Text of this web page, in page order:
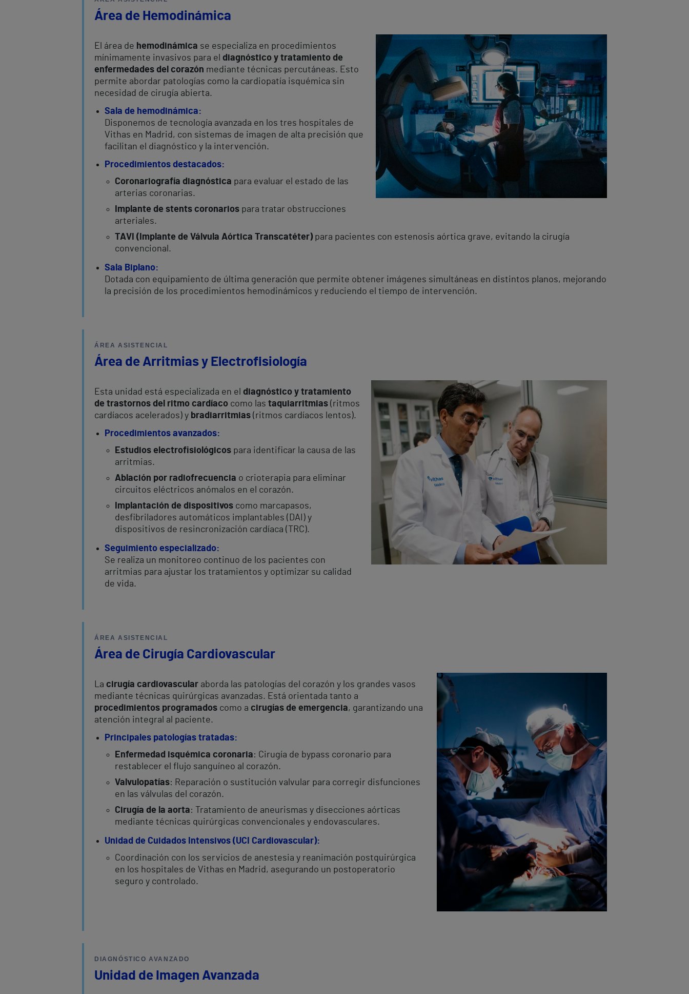
Área de Hemodinámica
El área de hemodinámica se especializa en procedimientos
mínimamente invasivos para el diagnóstico y tratamiento de
enfermedades del corazón mediante técnicas percutáneas. Esto
permite abordar patologías como la cardiopatía isquémica sin
necesidad de cirugía abierta.
Sala de hemodinámica:
Disponemos de tecnología avanzada en los tres hospitales de
Vithas en Madrid, con sistemas de imagen de alta precisión que
facilitan el diagnóstico y la intervención.
Procedimientos destacados:
Coronariografía diagnóstica para evaluar el estado de las
arterias coronarias.
Implante de stents coronarios para tratar obstrucciones
arteriales.
TAVI (Implante de Válvula Aórtica Transcatéter)para pacientes con estenosis aórtica grave, evitando la cirugía
convencional.
Sala Biplano:
Dotada con equipamiento de última generación que permite obtener imágenes simultáneas en distintos planos, mejorando
la precisión de los procedimientos hemodinámicos y reduciendo el tiempo de intervención.
ÁREA ASISTENCIAL
Área de Arritmias y Electrofisiología
Esta unidad está especializada en el diagnóstico y tratamiento
de trastornos del ritmo cardíaco como las taquiarritmias (ritmos
cardíacos acelerados) y bradiarritmias (ritmos cardíacos lentos).
Procedimientos avanzados:
Estudios electrofisiológicos para identificar la causa de las
arritmias.
Ablación por radiofrecuencia o crioterapia para eliminar
circuitos eléctricos anómalos en el corazón.
Implantación de dispositivos como marcapasos,
desfibriladores automáticos implantables (DAI) y
dispositivos de resincronización cardíaca (TRC).
Seguimiento especializado:
Se realiza un monitoreo continuo de los pacientes con
arritmias para ajustar los tratamientos y optimizar su calidad
de vida.
ÁREA ASISTENCIAL
Área de Cirugía Cardiovascular
La cirugía cardiovascular aborda las patologías del corazón y los grandes vasos
mediante técnicas quirúrgicas avanzadas. Está orientada tanto a
procedimientos programados como a cirugías de emergencia, garantizando una
atención integral al paciente.
Principales patologías tratadas:
Enfermedad isquémica coronaria: Cirugía de bypass coronario para
restablecer el flujo sanguíneo al corazón.
Valvulopatías: Reparación o sustitución valvular para corregir disfunciones
en las válvulas del corazón.
Cirugía de la aorta: Tratamiento de aneurismas y disecciones aórticas
mediante técnicas quirúrgicas convencionales y endovasculares.
Unidad de Cuidados Intensivos (UCI Cardiovascular):
Coordinación con los servicios de anestesia y reanimación postquirúrgica
en los hospitales de Vithas en Madrid, asegurando un postoperatorio
seguro y controlado.
DIAGNÓSTICO AVANZADO
Unidad de Imagen Avanzada